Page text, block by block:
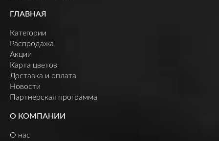
ГЛАВНАЯ
Категории
Распродажа
Акции
Карта цветов
Доставка и оплата
Новости
Партнерская программа
О КОМПАНИИ
О нас